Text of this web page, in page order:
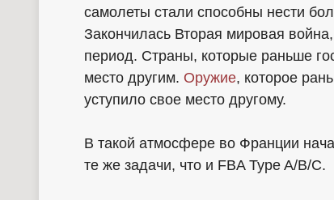
самолеты стали способны нести
Закончилась Вторая мировая
период. Страны, которые раньше
место другим. Оружие, которое
уступило свое место другому.
В такой атмосфере во Франции
те же задачи, что и FBA Type A/B/C.